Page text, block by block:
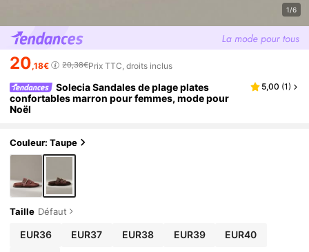
1/6
20,18€ 20,38€Prix TTC, droits inclus
Solecia Sandales de plage plates
confortables marron pour femmes, mode pour
Noël
5,00 (1)
Couleur: Taupe
Taille Défaut
EUR36 EUR37 EUR38 EUR39 EUR40